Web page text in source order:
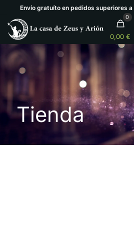
Envío gratuíto en pedidos superiores
0
0,00 €
Tienda